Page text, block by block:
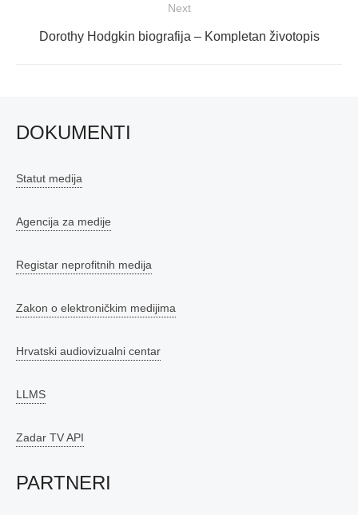
Next
Next
Dorothy Hodgkin biografija – Kompletan životopis
DOKUMENTI
Statut medija
Agencija za medije
Registar neprofitnih medija
Zakon o elektroničkim medijima
Hrvatski audiovizualni centar
LLMS
Zadar TV API
PARTNERI